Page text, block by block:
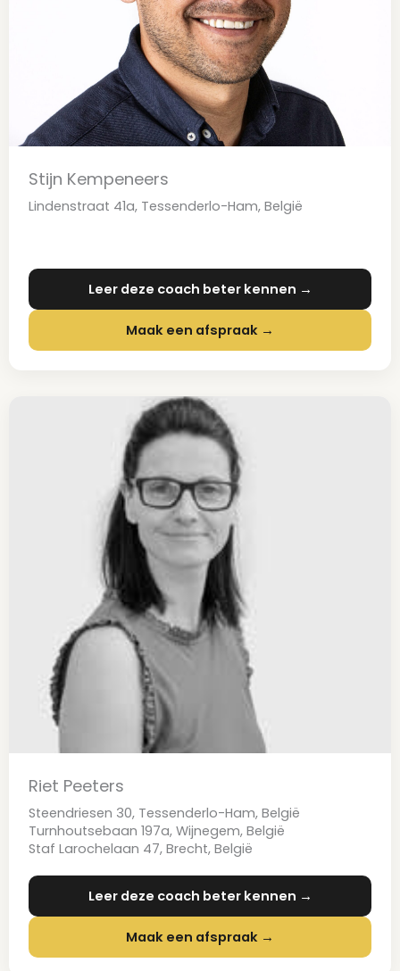
Stijn Kempeneers
Lindenstraat 41a, Tessenderlo-Ham, België
Leer deze coach beter kennen →
Maak een afspraak →
Riet Peeters
Steendriesen 30, Tessenderlo-Ham, België
Turnhoutsebaan 197a, Wijnegem, België
Staf Larochelaan 47, Brecht, België
Leer deze coach beter kennen →
Maak een afspraak →